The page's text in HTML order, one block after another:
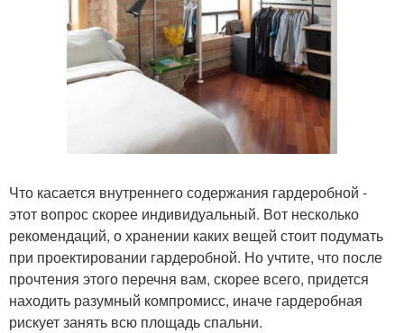
Что касается внутреннего содержания гардеробной -
этот вопрос скорее индивидуальный. Вот несколько
рекомендаций, о хранении каких вещей стоит подумать
при проектировании гардеробной. Но учтите, что после
прочтения этого перечня вам, скорее всего, придется
находить разумный компромисс, иначе гардеробная
рискует занять всю площадь спальни.